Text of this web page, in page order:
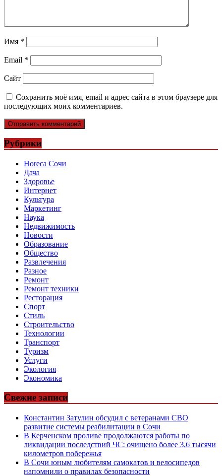
Имя *
Email *
Сайт
Сохранить моё имя, email и адрес сайта в этом браузере для
последующих моих комментариев.
Рубрики
Horeca Сочи
Дача
Здоровье
Интернет
Культура
Маркетинг
Наука
Недвижимость
Новости
Образование
Общество
Развлечения
Разное
Ремонт
Ремонт техники
Ресторация
Спорт
Стиль
Строительство
Технологии
Транспорт
Туризм
Услуги
Экология
Экономика
Свежие записи
Константин Затулин обсудил с ветеранами СВО
развитие системы реабилитации в Сочи
В Керченском проливе продолжаются работы по
ликвидации последствий ЧС: очищено более 3,6 тысячи
километров побережья
В Сочи юным любителям самокатов и велосипедов
напомнили о правилах безопасности